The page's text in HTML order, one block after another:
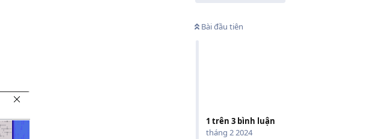
Bài đầu tiên
1 trên 3 bình luận
tháng 2 2024